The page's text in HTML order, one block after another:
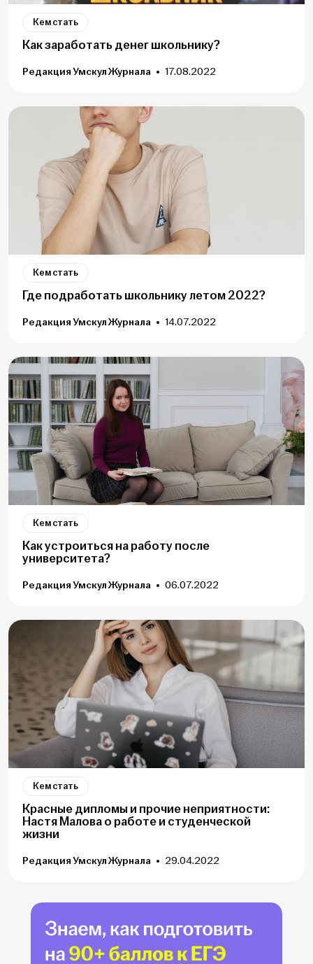
Кем стать
Как заработать денег школьнику?
Редакция Умскул Журнала 17.08.2022
Кем стать
Где подработать школьнику летом 2022?
Редакция Умскул Журнала 14.07.2022
Кем стать
Как устроиться на работу после
университета?
Редакция Умскул Журнала 06.07.2022
Кем стать
Красные дипломы и прочие неприятности:
Настя Малова о работе и студенческой
жизни
Редакция Умскул Журнала 29.04.2022